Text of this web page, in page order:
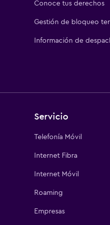
todos los
de 50 países.
Conoce tus derechos
Gestión de bloqueo
Información de
Servicio
Telefonía Móvil
Internet Fibra
Internet Móvil
Roaming
Empresas